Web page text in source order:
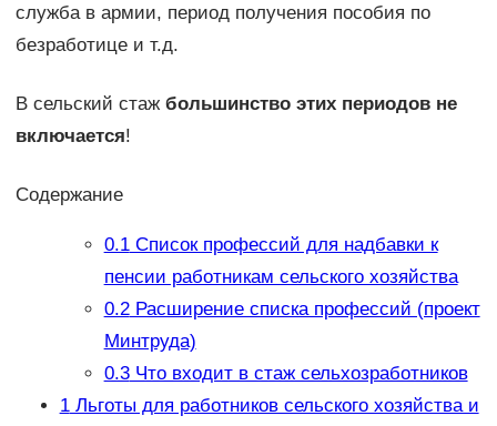
служба в армии, период получения пособия по
безработице и т.д.
В сельский стаж большинство этих периодов не
включается!
Содержание
0.1Список профессий для надбавки к
пенсии работникам сельского хозяйства
0.2Расширение списка профессий (проект
Минтруда)
0.3Что входит в стаж сельхозработников
1Льготы для работников сельского хозяйства и